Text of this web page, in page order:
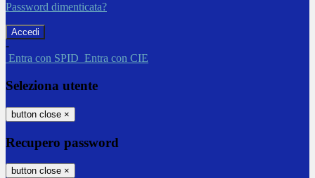
Password dimenticata?
-
Entra con SPID Entra con CIE
Seleziona utente
button close ×
Recupero password
button close ×